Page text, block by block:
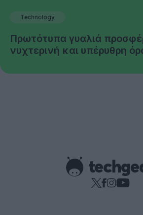
Technology
Πρωτότυπα γυαλιά
νυχτερινή και υπέρυθρη